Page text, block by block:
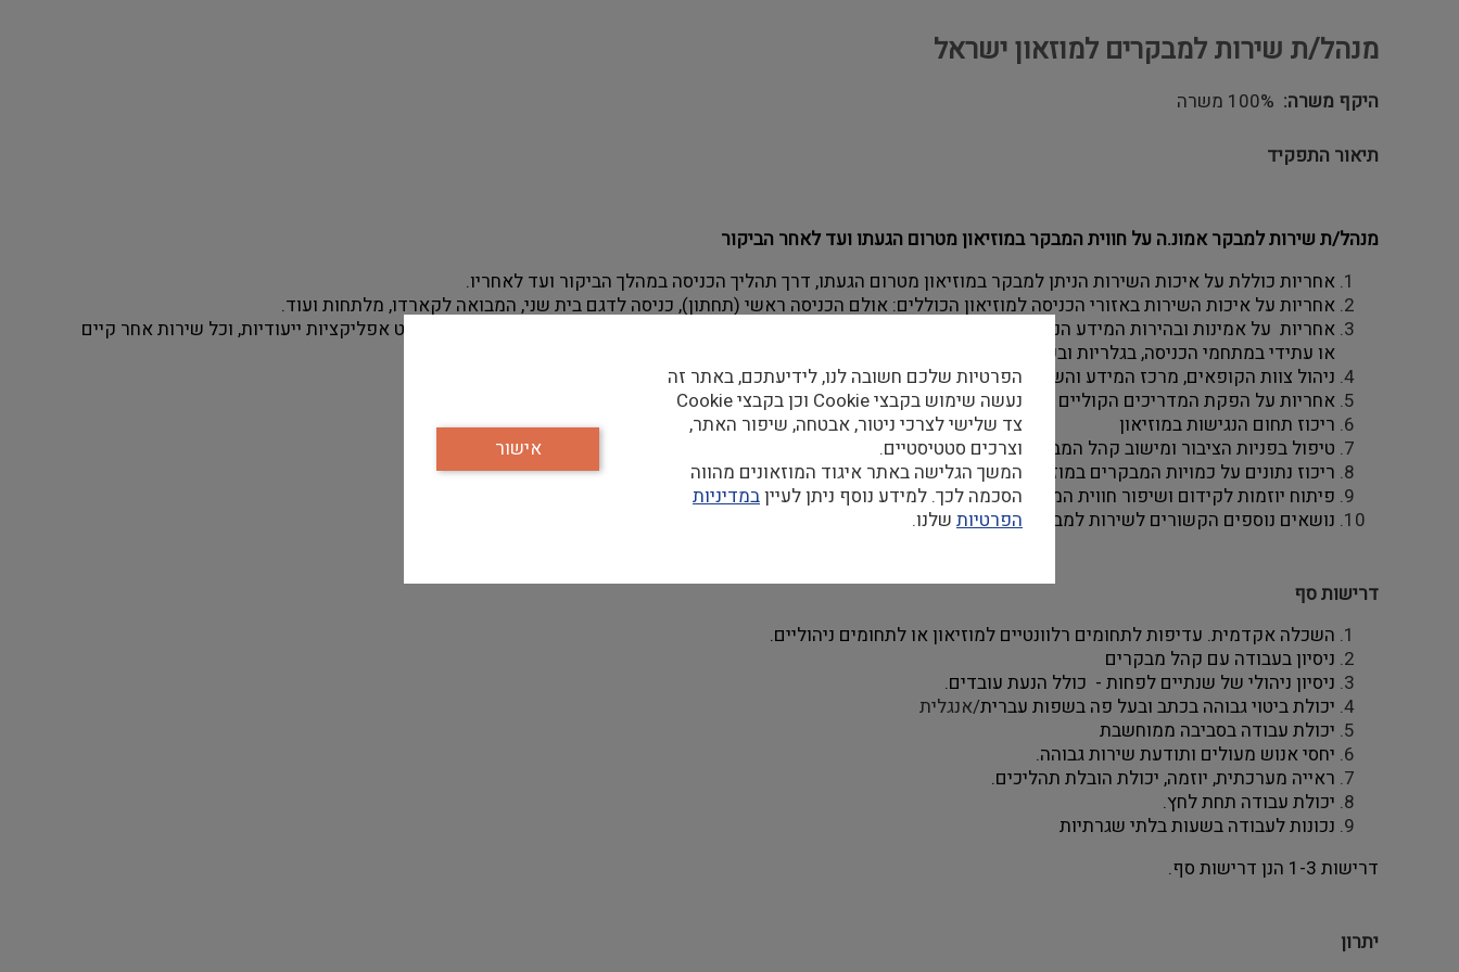
מנהל/ת שירות למבקרים למוזאון ישראל
היקף משרה 100% משרה
תיאור התפקיד
מנהל/ת שירות למבקר אמונ.ה על חווית המבקר במוזיאון מטרום הגעתו ועד לאחר הביקור
אחריות כוללת על איכות השירות הניתן למבקר במוזיאון מטרום הגעתו, דרך תהליך הכניסה במהלך הביקור ועד לאחריו.
אחריות על איכות השירות באזורי הכניסה למוזיאון הכוללים: אולם הכניסה ראשי (תחתון), כניסה לדגם בית שני, המבואה לקארדו, מלתחות ועוד.
או עתידי במתחמי הכניסה, בגלריות ובערוצים הדיגיטאליים.
ניהול צוות הקופאים, מרכז המידע והשרות למבקר – גיוס, שיבוץ, הכשרה וניהול שוטף של כח האדם.
אחריות על הפקת המדריכים הקוליים לתערוכות
ריכוז תחום הנגישות במוזיאון
טיפול בפניות הציבור ומישוב קהל המבקרים.
ריכוז נתונים על כמויות המבקרים במוזיאון, עיבוד והפקת דוחות.
פיתוח יוזמות לקידום ושיפור חווית המבקר
נושאים נוספים הקשורים לשירות למבקר, בהתאם להנחיית הממונה.
דרישות סף
השכלה אקדמית. עדיפות לתחומים רלוונטיים למוזיאון או לתחומים ניהוליים.
ניסיון בעבודה עם קהל מבקרים
ניסיון ניהולי של שנתיים לפחות -  כולל הנעת עובדים.
יכולת ביטוי גבוהה בכתב ובעל פה בשפות עברית/אנגלית
יכולת עבודה בסביבה ממוחשבת
יחסי אנוש מעולים ותודעת שירות גבוהה.
ראייה מערכתית, יוזמה, יכולת הובלת תהליכים.
יכולת עבודה תחת לחץ.
נכונות לעבודה בשעות בלתי שגרתיות
דרישות 1-3 הנן דרישות סף.
יתרון
הפרטיות שלכם חשובה לנו, לידיעתכם, באתר זה
נעשה שימוש בקבצי Cookie וכן בקבצי Cookie
צד שלישי לצרכי ניטור, אבטחה, שיפור האתר,
וצרכים סטטיסטיים.
המשך הגלישה באתר איגוד המוזאונים מהווה
הסכמה לכך. למידע נוסף ניתן לעייןבמדיניות
הפרטיות שלנו.
אישור